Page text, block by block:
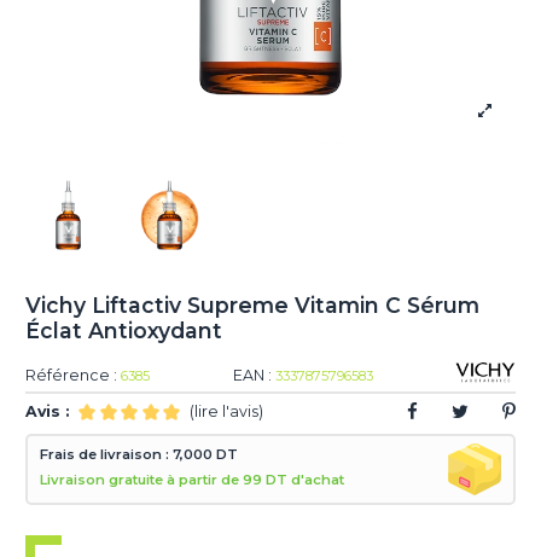
Vichy Liftactiv Supreme Vitamin C Sérum
Éclat Antioxydant
Référence : 6385 EAN : 3337875796583
Avis : (lire l'avis)
Frais de livraison : 7,000 DT
Livraison gratuite à partir de 99 DT d'achat